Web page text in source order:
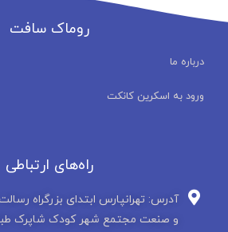
روماک سافت
درباره ما
ورود به اسکرین کانکت
راه‌های ارتباطی
آدرس: تهرانپارس ابتدای بزرگراه
و صنعت مجتمع شهر کودک شاپرک طبقه۴ واحد